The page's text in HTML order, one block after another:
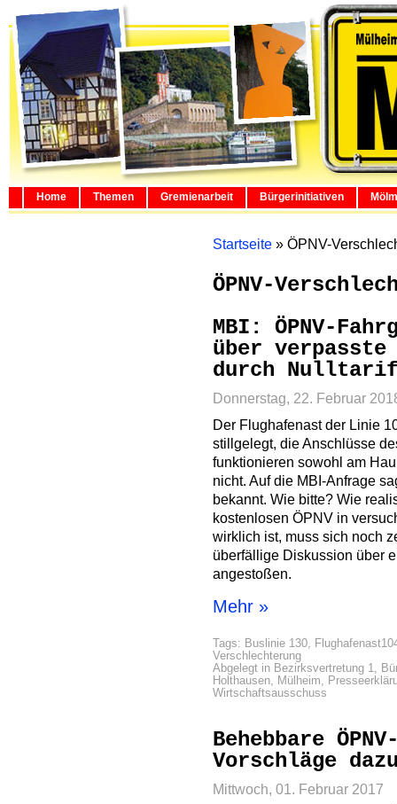
Home Themen Gremienarbeit Bürgerinitiativen
Startseite » ÖPNV-
ÖPNV-
MBI: ÖPNV-
über
durch Nulltarif
Donnerstag, 22. Februar
Der Flughafenast der Linie
stillgelegt, die Anschlüsse
funktionieren sowohl am
nicht. Auf die MBI-Anfrage
bekannt. Wie bitte? Wie
kostenlosen ÖPNV in
wirklich ist, muss sich noch
überfällige Diskussion über
angestoßen.
Mehr »
Tags: Buslinie 130,
Verschlechterung
Abgelegt in Bezirksvertretung 1,
Holthausen, Mülheim,
Wirtschaftsausschuss
Behebbare
Vorschläge
Mittwoch, 01. Februar 2017